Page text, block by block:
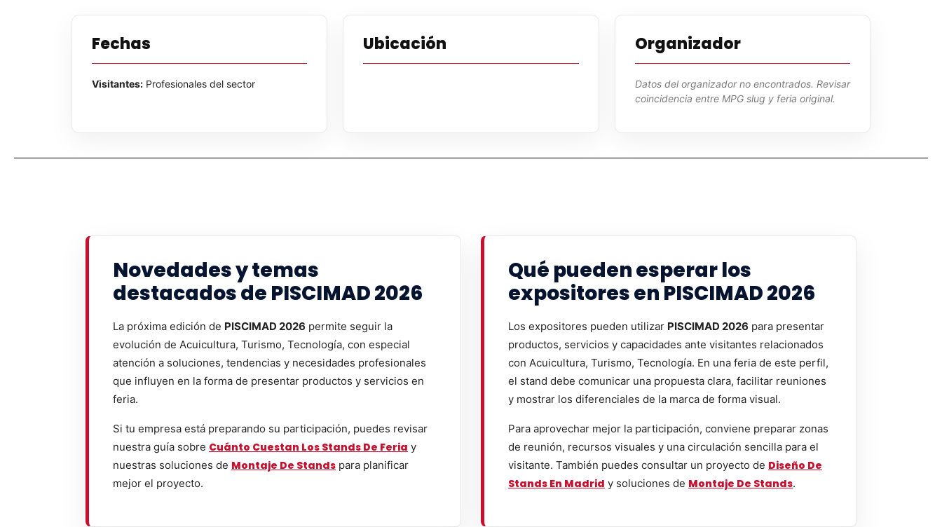
Fechas
Visitantes: Profesionales del sector
Ubicación Organizador
Datos del organizador no encontrados. Revisar
coincidencia entre MPG slug y feria original.
Novedades y temas
destacados de PISCIMAD 2026
La próxima edición de PISCIMAD 2026 permite seguir la
evolución de Acuicultura, Turismo, Tecnología, con especial
atención a soluciones, tendencias y necesidades profesionales
que influyen en la forma de presentar productos y servicios en
feria.
Si tu empresa está preparando su participación, puedes revisar
nuestra guía sobre Cuánto Cuestan Los Stands De Feria y
nuestras soluciones de Montaje De Stands para planificar
mejor el proyecto.
Qué pueden esperar los
expositores en PISCIMAD 2026
Los expositores pueden utilizar PISCIMAD 2026 para presentar
productos, servicios y capacidades ante visitantes relacionados
con Acuicultura, Turismo, Tecnología. En una feria de este perfil,
el stand debe comunicar una propuesta clara, facilitar reuniones
y mostrar los diferenciales de la marca de forma visual.
Para aprovechar mejor la participación, conviene preparar zonas
de reunión, recursos visuales y una circulación sencilla para el
visitante. También puedes consultar un proyecto de Diseño De
Stands En Madrid y soluciones de Montaje De Stands.